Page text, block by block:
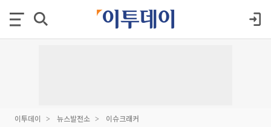
이투데이 뉴스발전소 이슈크래커